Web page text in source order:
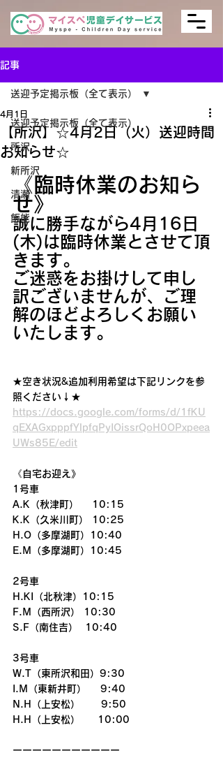
記事
送迎予定掲示板（全て表示）
所沢
新所沢
清瀬
飯能
送迎予定掲示板（全て表示）
【所沢】☆4月2日（火）送迎時間
お知らせ☆
4月1日
《臨時休業のお知ら
せ》
誠に勝手ながら4月16日
(木)は臨時休業とさせて頂
きます。
ご迷惑をお掛けして申し
訳ございませんが、ご理
解のほどよろしくお願い
いたします。
★空き状況&追加利用希望は下記リンクを参
照ください↓★
https://docs.google.com/forms/d/1fKU
qEXAGxpppfYlpfqPyIOissrQoH0OPxpeea
UWs85E/edit
《自宅お迎え》
1号車
A.K（秋津町）　 10:15
K.K（久米川町） 10:25
H.O（多摩湖町）10:40
E.M（多摩湖町）10:45
2号車
H.KI（北秋津）10:15
F.M（西所沢） 10:30
S.F（南住吉）  10:40
3号車
W.T（東所沢和田）9:30
I.M（東新井町）    9:40
N.H（上安松）      9:50
H.H（上安松）     10:00
ーーーーーーーーーーー